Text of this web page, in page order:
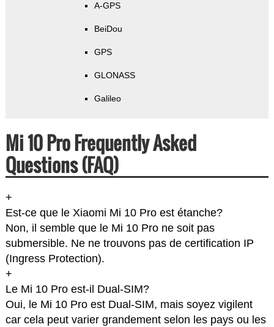
A-GPS
BeiDou
GPS
GLONASS
Galileo
Mi 10 Pro Frequently Asked
Questions (FAQ)
+
Est-ce que le Xiaomi Mi 10 Pro est étanche?
Non, il semble que le Mi 10 Pro ne soit pas
submersible. Ne ne trouvons pas de certification IP
(Ingress Protection).
+
Le Mi 10 Pro est-il Dual-SIM?
Oui, le Mi 10 Pro est Dual-SIM, mais soyez vigilent
car cela peut varier grandement selon les pays ou les